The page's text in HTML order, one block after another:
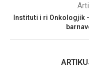
Instituti i ri Onkologjik